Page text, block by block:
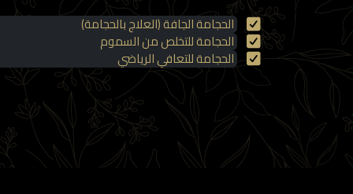
الحجامة الجافة (العلاج بالحجامة)
الحجامة للتخلص من السموم
الحجامة للتعافي الرياضي